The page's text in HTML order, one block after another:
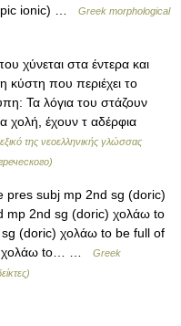
ionic) …
Greek morphological
χύνεται στα έντερα και
που περιέχει το
Τα λόγια του στάζουν
χολή, έχουν τ αδέρφια
της νεοελληνικής γλώσσας
subj mp 2nd sg (doric)
mp 2nd sg (doric) χολάω to
(doric) χολάω to be full of
χολάω to… …
Greek